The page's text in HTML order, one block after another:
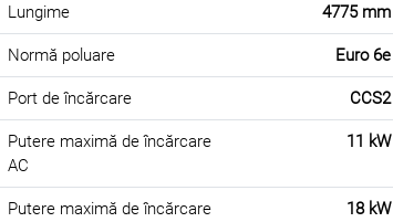
Lungime 4775 mm
Normă poluare Euro 6e
Port de încărcare CCS2
Putere maximă de încărcare
AC
11 kW
Putere maximă de încărcare
18 kW